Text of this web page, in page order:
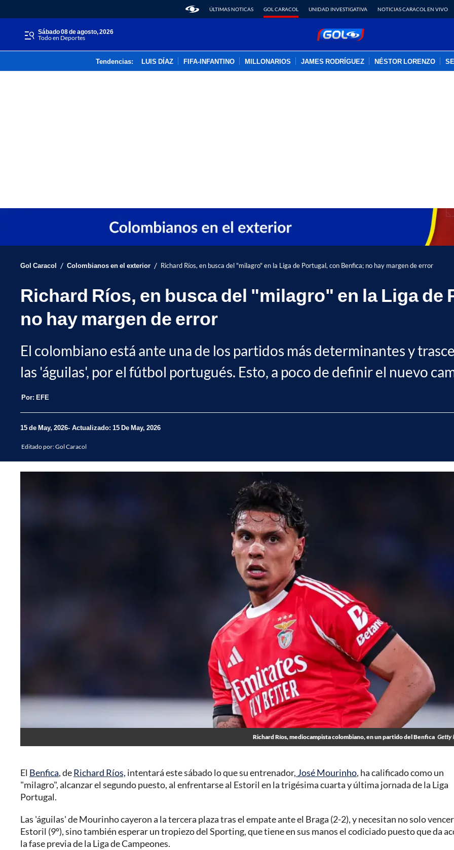
ÚLTIMAS NOTICAS GOL CARACOL UNIDAD INVESTIGATIVA NOTICIAS CARACOL EN VIVO
sábado 08 de agosto, 2026
Todo en Deportes
Tendencias: LUIS DÍAZ FIFA-INFANTINO MILLONARIOS JAMES RODRÍGUEZ NÉSTOR LORENZO
Gol Caracol / Colombianos en el exterior / Richard Ríos, en busca del "milagro" en la Liga de Portugal, con Benfica; no hay margen de error
Richard Ríos, en busca del "milagro" en la Liga de
no hay margen de error
El colombiano está ante una de los partidos más determinantes y
las 'águilas', por el fútbol portugués. Esto, a poco de definir el nuevo
Por: EFE
15 de May, 2026 Actualizado: 15 De May, 2026
Editado por:Gol Caracol
Richard Ríos, mediocampista colombiano, en un partido del Benfica Getty
El Benfica, deRichard Ríos, intentará este sábado lo que su entrenador, José Mourinho, ha calificado como un
"milagro", alcanzar el segundo puesto, al enfrentarse al Estoril en la trigésima cuarta y última jornada de la Liga
Portugal.
Las 'águilas' de Mourinho cayeron a la tercera plaza tras el empate ante el Braga (2-2), y necesitan no solo
Estoril (9º), sino también esperar un tropiezo del Sporting, que tiene en sus manos el codiciado puesto que da
la fase previa de la Liga de Campeones.